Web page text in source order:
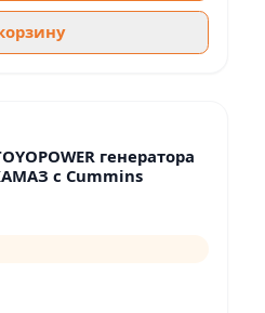
генератора
с Cummins